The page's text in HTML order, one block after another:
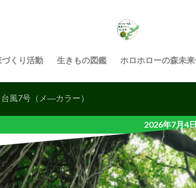
くり活動 生きもの図鑑 ホロホローの森未
台風7号（メ―カラー）
7月4日（土）沖縄セブンの海の森活動（地域イ